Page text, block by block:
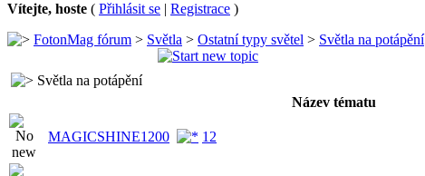
Vítejte, hoste ( Přihlásit se | Registrace )
FotonMag fórum > Světla > Ostatní typy světel > Světla na potápění
Světla na potápění
Název tématu
MAGICSHINE1200 1 2